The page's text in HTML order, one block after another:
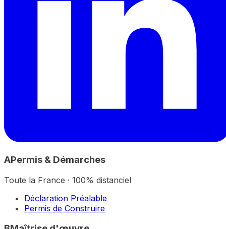
APermis & Démarches
Toute la France · 100% distanciel
Déclaration Préalable
Permis de Construire